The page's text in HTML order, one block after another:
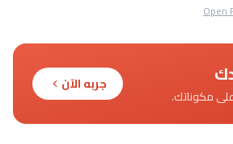
Open
مكوناتك.
جربه الآن